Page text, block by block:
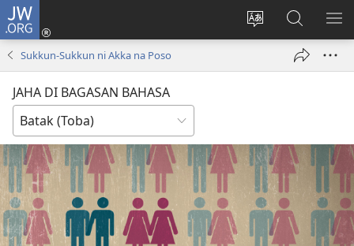
JW.ORG
Ganti
Log
Lului
di
JW.ORG
Sukkun-Sukkun ni Akka na Poso
JAHA DI BAGASAN BAHASA